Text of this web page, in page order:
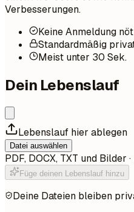
Verbesserungen.
Keine Anmeldung
Standardmäßig
Meist unter 30 Sek.
Dein Lebenslauf
Lebenslauf hier ablegen
Datei auswählen
PDF, DOCX, TXT und Bilder
Füge deinen Lebenslauf hinzu
Deine Dateien bleiben